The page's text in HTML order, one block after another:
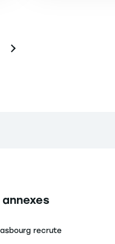
Page suivante
secondaire footer
annexes
recrute